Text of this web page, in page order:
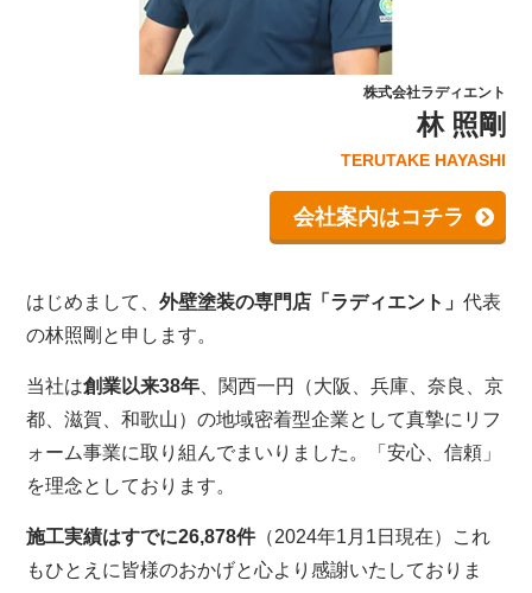
株式会社ラディエント
林 照剛
TERUTAKE HAYASHI
会社案内はコチラ
はじめまして、外壁塗装の専門店「ラディエント」代表
の林照剛と申します。
当社は創業以来38年 、関西一円（大阪、兵庫、奈良、京
都、滋賀、和歌山）の地域密着型企業として真摯にリフ
ォーム事業に取り組んでまいりました。「安心、信頼」
を理念としております。
施工実績はすでに26,878件（2024年1月1日現在）これ
もひとえに皆様のおかげと心より感謝いたしておりま